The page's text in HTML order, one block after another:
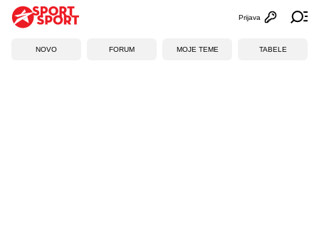
Otvori
Prijava
NOVO FORUM MOJE TEME TABELE